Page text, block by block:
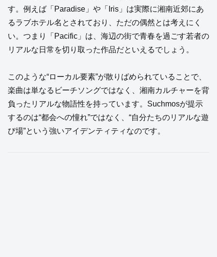
す。例えば「Paradise」や「Iris」は実際に湘南近郊にあ
るラブホテル名とされており、ただの偶然とは考えにく
い。つまり「Pacific」は、海辺の街で青春を過ごす若者の
リアルな日常を切り取った作品だといえるでしょう。
このような“ローカル要素”が散りばめられていることで、
楽曲は単なるビーチソングではなく、湘南カルチャーを背
負ったリアルな物語性を持っています。Suchmosが提示
するのは“都会への憧れ”ではなく、“自分たちのリアルな遊
び場”という強いアイデンティティなのです。